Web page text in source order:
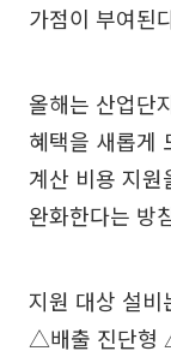
가점이 부여된
올해는 산업단
혜택을 새롭게
계산 비용 지
완화한다는 방
지원 대상 설
△배출 진단형